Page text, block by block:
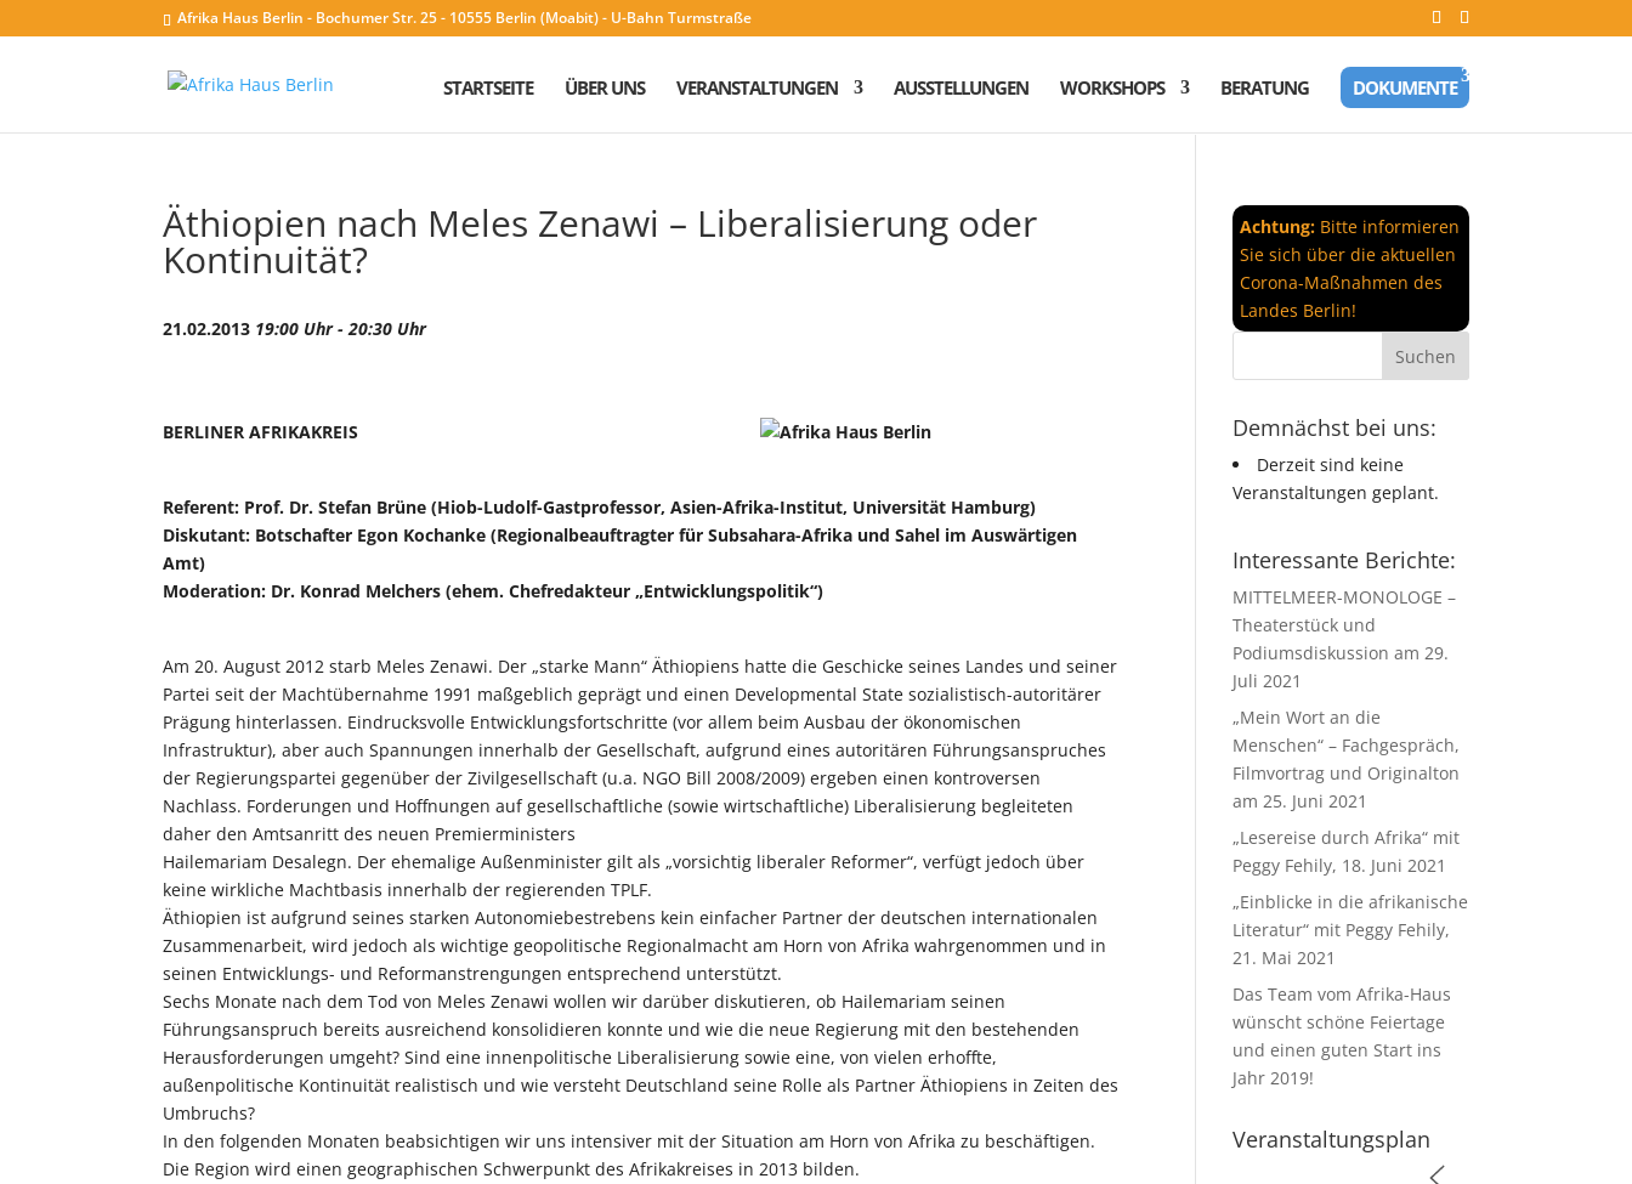
Afrika Haus Berlin - Bochumer Str. 25 - 10555 Berlin (Moabit) - U-Bahn Turmstraße
STARTSEITE ÜBER UNS VERANSTALTUNGEN AUSSTELLUNGEN WORKSHOPS BERATUNG DOKUMENTE
Äthiopien nach Meles Zenawi – Liberalisierung oder
Kontinuität?
21.02.2013 19:00 Uhr - 20:30 Uhr
BERLINER AFRIKAKREIS
Referent: Prof. Dr. Stefan Brüne (Hiob-Ludolf-Gastprofessor, Asien-Afrika-Institut, Universität Hamburg)
Diskutant: Botschafter Egon Kochanke (Regionalbeauftragter für Subsahara-Afrika und Sahel im Auswärtigen
Amt)
Moderation: Dr. Konrad Melchers (ehem. Chefredakteur „Entwicklungspolitik“)
Am 20. August 2012 starb Meles Zenawi. Der „starke Mann“ Äthiopiens hatte die Geschicke seines Landes und seiner
Partei seit der Machtübernahme 1991 maßgeblich geprägt und einen Developmental State sozialistisch-autoritärer
Prägung hinterlassen. Eindrucksvolle Entwicklungsfortschritte (vor allem beim Ausbau der ökonomischen
Infrastruktur), aber auch Spannungen innerhalb der Gesellschaft, aufgrund eines autoritären Führungsanspruches
der Regierungspartei gegenüber der Zivilgesellschaft (u.a. NGO Bill 2008/2009) ergeben einen kontroversen
Nachlass. Forderungen und Hoffnungen auf gesellschaftliche (sowie wirtschaftliche) Liberalisierung begleiteten
daher den Amtsanritt des neuen Premierministers
Hailemariam Desalegn. Der ehemalige Außenminister gilt als „vorsichtig liberaler Reformer“, verfügt jedoch über
keine wirkliche Machtbasis innerhalb der regierenden TPLF.
Äthiopien ist aufgrund seines starken Autonomiebestrebens kein einfacher Partner der deutschen internationalen
Zusammenarbeit, wird jedoch als wichtige geopolitische Regionalmacht am Horn von Afrika wahrgenommen und in
seinen Entwicklungs- und Reformanstrengungen entsprechend unterstützt.
Sechs Monate nach dem Tod von Meles Zenawi wollen wir darüber diskutieren, ob Hailemariam seinen
Führungsanspruch bereits ausreichend konsolidieren konnte und wie die neue Regierung mit den bestehenden
Herausforderungen umgeht? Sind eine innenpolitische Liberalisierung sowie eine, von vielen erhoffte,
außenpolitische Kontinuität realistisch und wie versteht Deutschland seine Rolle als Partner Äthiopiens in Zeiten des
Umbruchs?
In den folgenden Monaten beabsichtigen wir uns intensiver mit der Situation am Horn von Afrika zu beschäftigen.
Die Region wird einen geographischen Schwerpunkt des Afrikakreises in 2013 bilden.
Achtung: Bitte informieren
Sie sich über die aktuellen
Corona-Maßnahmen des
Landes Berlin!
Demnächst bei uns:
Derzeit sind keine
Veranstaltungen geplant.
Interessante Berichte:
MITTELMEER-MONOLOGE –
Theaterstück und
Podiumsdiskussion am 29.
Juli 2021
„Mein Wort an die
Menschen“ – Fachgespräch,
Filmvortrag und Originalton
am 25. Juni 2021
„Lesereise durch Afrika“ mit
Peggy Fehily, 18. Juni 2021
„Einblicke in die afrikanische
Literatur“ mit Peggy Fehily,
21. Mai 2021
Das Team vom Afrika-Haus
wünscht schöne Feiertage
und einen guten Start ins
Jahr 2019!
Veranstaltungsplan